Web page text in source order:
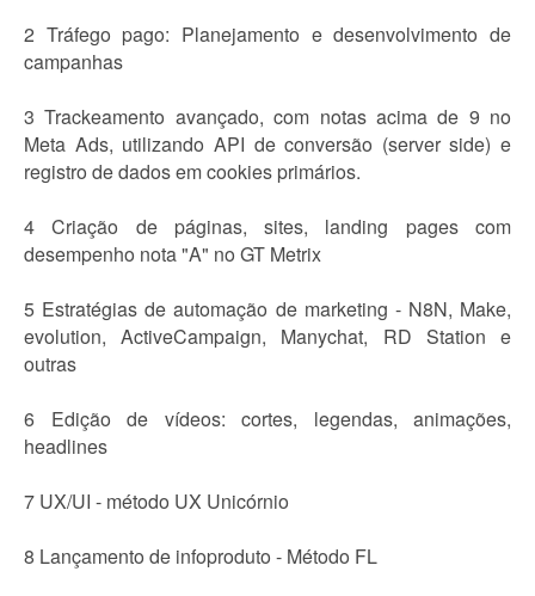
2 Tráfego pago: Planejamento e desenvolvimento de
campanhas
3 Trackeamento avançado, com notas acima de 9 no
Meta Ads, utilizando API de conversão (server side) e
registro de dados em cookies primários.
4 Criação de páginas, sites, landing pages com
desempenho nota "A" no GT Metrix
5 Estratégias de automação de marketing - N8N, Make,
evolution, ActiveCampaign, Manychat, RD Station e
outras
6 Edição de vídeos: cortes, legendas, animações,
headlines
7 UX/UI - método UX Unicórnio
8 Lançamento de infoproduto - Método FL